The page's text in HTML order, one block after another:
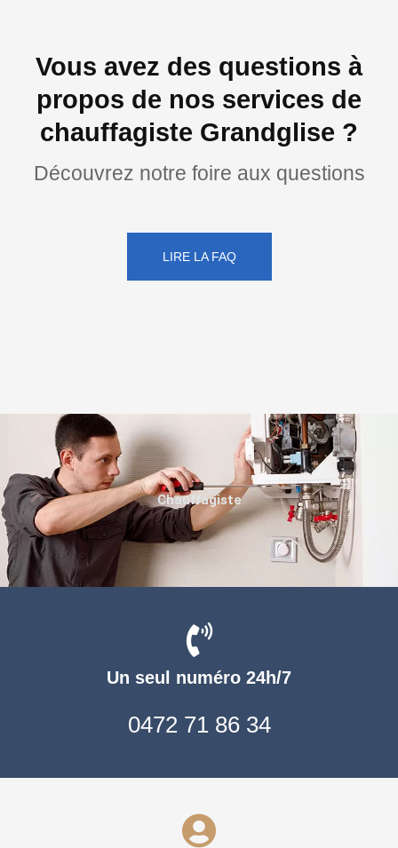
Vous avez des questions à
propos de nos services de
chauffagiste Grandglise ?
Découvrez notre foire aux questions
LIRE LA FAQ
Un seul numéro 24h/7
0472 71 86 34
Chauffagiste